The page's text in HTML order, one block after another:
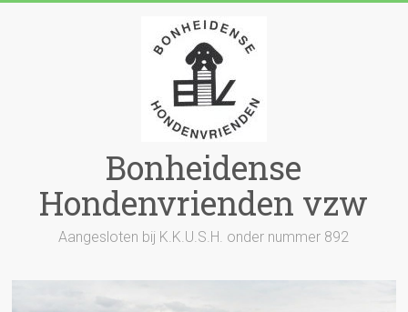
Bonheidense
Hondenvrienden vzw
Aangesloten bij K.K.U.S.H. onder nummer 892